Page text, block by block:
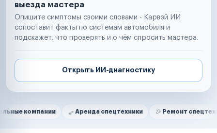
выезда мастера
Опишите симптомы своими словами - Карвэй ИИ
сопоставит факты по системам автомобиля и
подскажет, что проверять и о чём спросить мастера.
Открыть ИИ-диагностику
Нам доверяют
Аренда спецтехники Ремонт спецтехники
Маркетплейсы